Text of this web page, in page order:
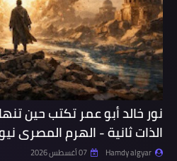
نور خالد أبو عمر تكتب حين
الذات ثانية - الهرم المصرى
Hamdy algyar 07 أغسطس 2026